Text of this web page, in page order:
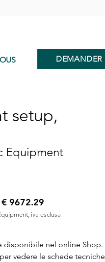
DEMANDER
setup,
Equipment
9672.29
iva esclusa
disponibile nel online Shop.
vedere le schede tecniche